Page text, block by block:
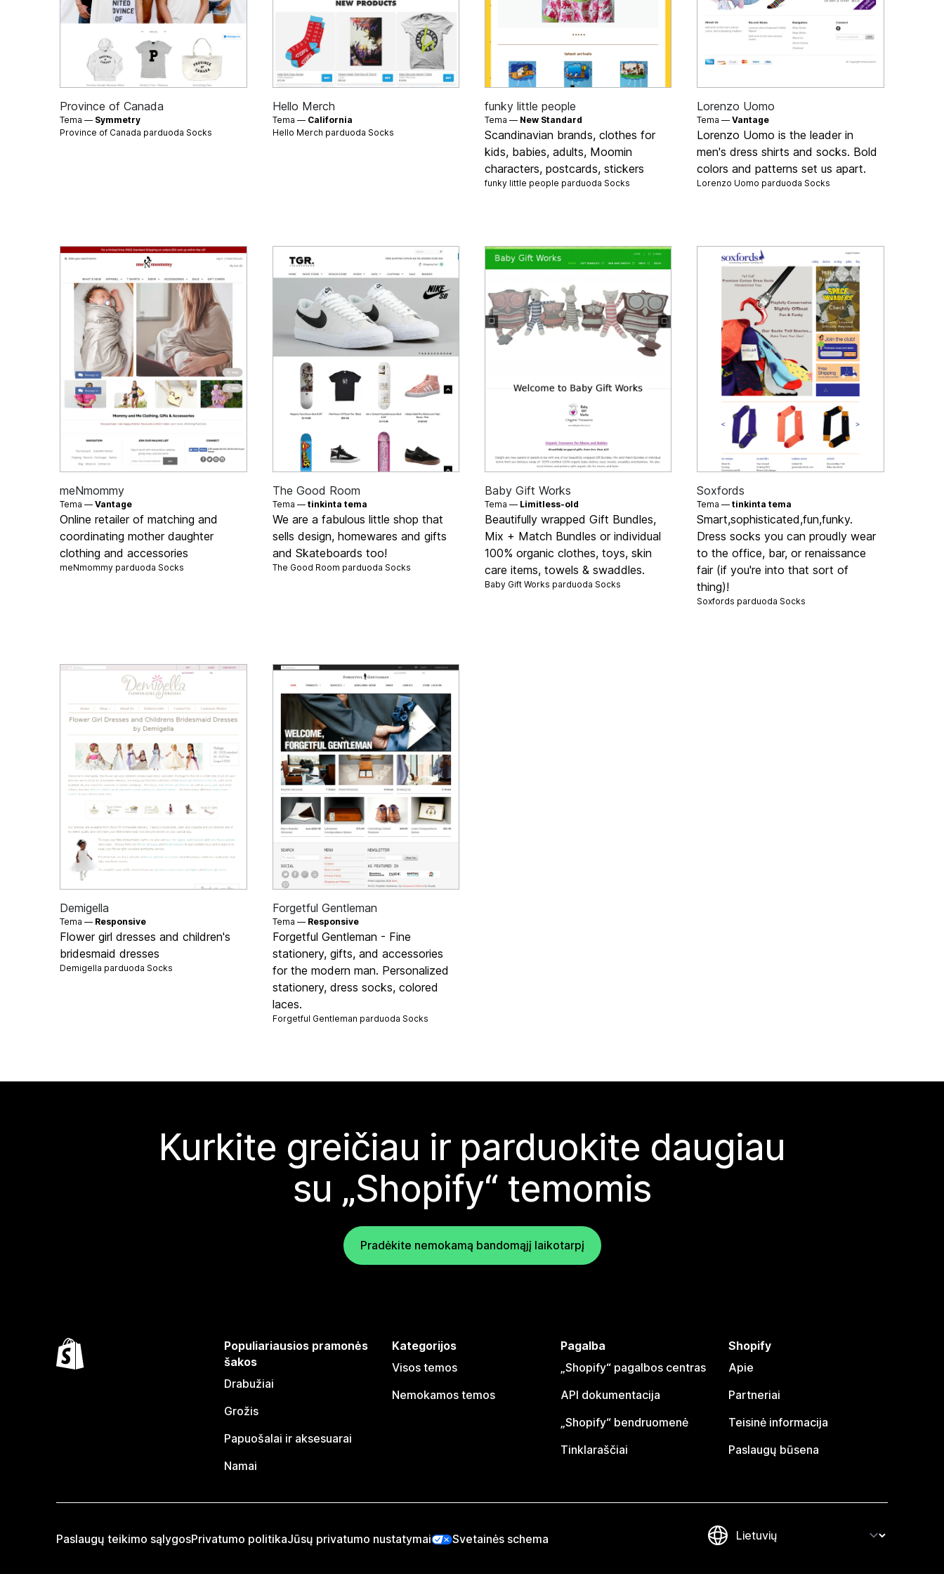
Province of Canada
Tema — Symmetry
Province of Canada parduoda Socks
Hello Merch
Tema — California
Hello Merch parduoda Socks
funky little people
Tema — New Standard
Scandinavian brands, clothes for
kids, babies, adults, Moomin
characters, postcards, stickers
funky little people parduoda Socks
Lorenzo Uomo
Tema —Vantage
Lorenzo Uomo is the leader in
men's dress shirts and socks. Bold
colors and patterns set us apart.
Lorenzo Uomo parduoda Socks
meNmommy
Tema —Vantage
Online retailer of matching and
coordinating mother daughter
clothing and accessories
meNmommy parduoda Socks
The Good Room
Tema — tinkinta tema
We are a fabulous little shop that
sells design, homewares and gifts
and Skateboards too!
The Good Room parduoda Socks
Baby Gift Works
Tema — Limitless-old
Beautifully wrapped Gift Bundles,
Mix + Match Bundles or individual
100% organic clothes, toys, skin
care items, towels & swaddles.
Baby Gift Works parduoda Socks
Soxfords
Tema —tinkinta tema
Smart,sophisticated,fun,funky.
Dress socks you can proudly wear
to the office, bar, or renaissance
fair (if you're into that sort of
thing)!
Soxfords parduoda Socks
Demigella
Tema — Responsive
Flower girl dresses and children's
bridesmaid dresses
Demigella parduoda Socks
Forgetful Gentleman
Tema — Responsive
Forgetful Gentleman - Fine
stationery, gifts, and accessories
for the modern man. Personalized
stationery, dress socks, colored
laces.
Forgetful Gentleman parduoda Socks
Kurkite greičiau ir parduokite daugiau
su „Shopify“ temomis
Pradėkite nemokamą bandomąjį laikotarpį
Populiariausios pramonės
šakos
Drabužiai
Grožis
Papuošalai ir aksesuarai
Namai
Kategorijos
Visos temos
Nemokamos temos
Pagalba
„Shopify“ pagalbos centras
API dokumentacija
„Shopify“ bendruomenė
Tinklaraščiai
Shopify
Apie
Partneriai
Teisinė informacija
Paslaugų būsena
Paslaugų teikimo sąlygosPrivatumo politikaJūsų privatumo nustatymai Svetainės schema